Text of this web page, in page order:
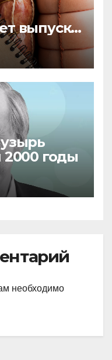
выпуск
2000 годы
необходимо